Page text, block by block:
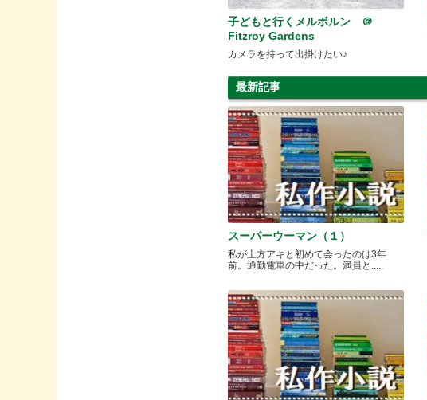
子どもと行くメルボルン ＠
Fitzroy Gardens
カメラを持って出掛けたい♪
最新記事
スーパーウーマン（１）
私が土方アキと初めて会ったのは3年
前。通勤電車の中だった。満員と.....